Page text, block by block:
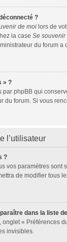
?
de moi lors de
la case Se souvenir
du forum a
» ?
phpBB qui
du forum. Si vous
l’utilisateur
?
vos paramètres
de modifier tous
dans la liste
« Préférences
invisibles.